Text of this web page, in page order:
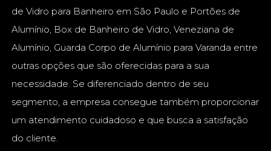
de Vidro para Banheiro em São Paulo e Portões de
Alumínio, Box de Banheiro de Vidro, Veneziana de
Alumínio, Guarda Corpo de Alumínio para Varanda entre
outras opções que são oferecidas para a sua
necessidade. Se diferenciado dentro de seu
segmento, a empresa consegue também proporcionar
um atendimento cuidadoso e que busca a satisfação
do cliente.